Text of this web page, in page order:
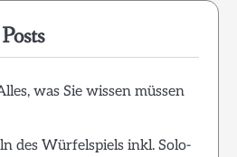
was Sie wissen müssen
des Würfelspiels inkl. Solo-